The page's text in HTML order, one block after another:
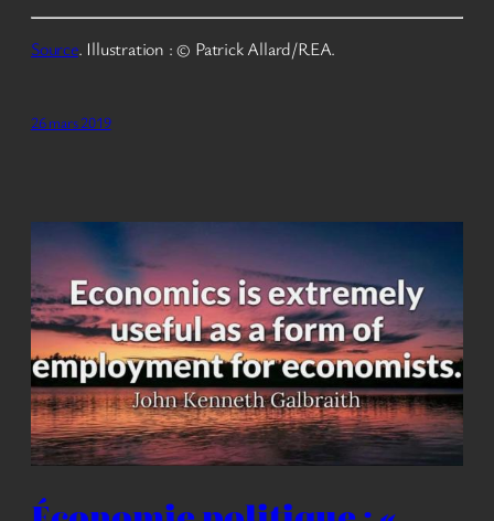
Source. Illustration : © Patrick Allard/REA.
26 mars 2019